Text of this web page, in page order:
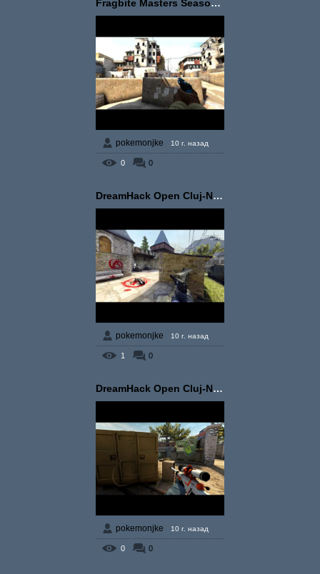
Fragbite Masters Season...
pokemonjke 10 г. назад
0 0
DreamHack Open Cluj-Nap...
pokemonjke 10 г. назад
1 0
DreamHack Open Cluj-Nap...
pokemonjke 10 г. назад
0 0